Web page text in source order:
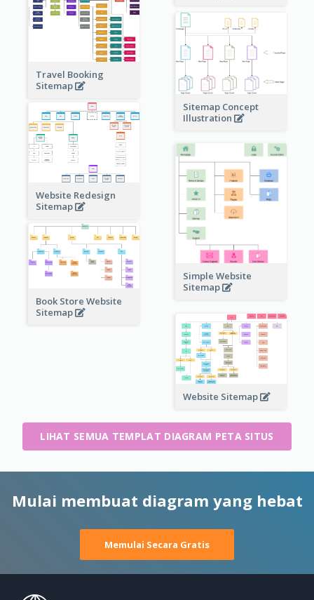
Travel Booking
Sitemap
Sitemap Concept
Illustration
Website Redesign
Sitemap
Simple Website
Sitemap
Book Store Website
Sitemap
Website Sitemap
LIHAT SEMUA TEMPLAT DIAGRAM PETA SITUS
Mulai membuat diagram yang hebat
Memulai Secara Gratis